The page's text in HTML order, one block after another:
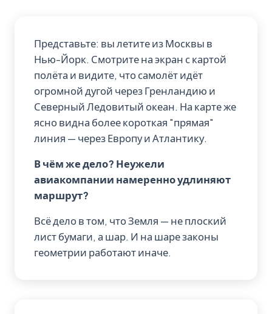
Представьте: вы летите из Москвы в
Нью-Йорк. Смотрите на экран с картой
полёта и видите, что самолёт идёт
огромной дугой через Гренландию и
Северный Ледовитый океан. На карте же
ясно видна более короткая "прямая"
линия — через Европу и Атлантику.
В чём же дело? Неужели
авиакомпании намеренно удлиняют
маршрут?
Всё дело в том, что Земля — не плоский
лист бумаги, а шар. И на шаре законы
геометрии работают иначе.